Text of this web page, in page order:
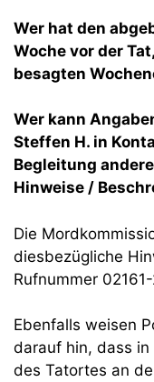
Wer hat den
Woche vor der
besagten
Wer kann
Steffen H. in
Begleitung
Hinweise /
Die
diesbezügliche
Rufnummer
Ebenfalls weisen
darauf hin, dass
des Tatortes an